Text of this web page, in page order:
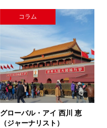
コラム
グローバル・アイ 西川 恵
（ジャーナリスト）